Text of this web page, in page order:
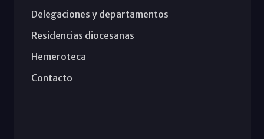
Delegaciones y departamentos
Residencias diocesanas
Hemeroteca
Contacto